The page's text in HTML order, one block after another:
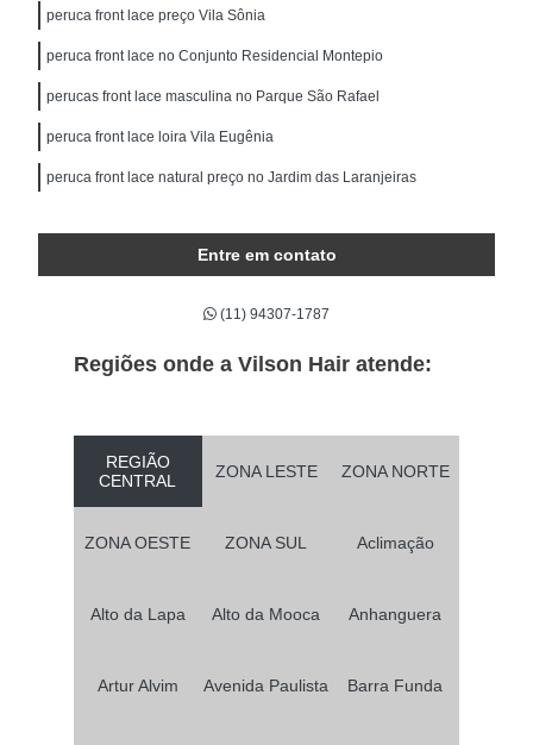
peruca front lace preço Vila Sônia
peruca front lace no Conjunto Residencial Montepio
perucas front lace masculina no Parque São Rafael
peruca front lace loira Vila Eugênia
peruca front lace natural preço no Jardim das Laranjeiras
Entre em contato
(11) 94307-1787
Regiões onde a Vilson Hair atende:
REGIÃO
CENTRAL
ZONA LESTE ZONA NORTE
ZONA OESTE ZONA SUL Aclimação
Alto da Lapa Alto da Mooca Anhanguera
Artur Alvim Avenida Paulista Barra Funda